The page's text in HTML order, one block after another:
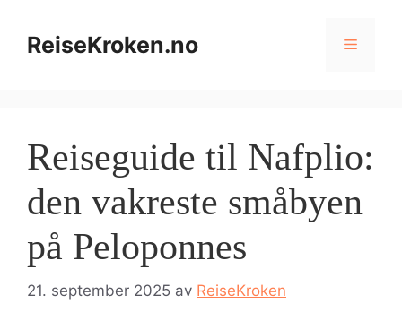
innholdReiseKroken.no Meny
Reiseguide til Nafplio:
den vakreste småbyen
på Peloponnes
21. september 2025 av ReiseKroken